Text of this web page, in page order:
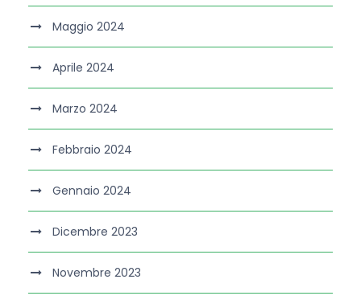
Maggio 2024
Aprile 2024
Marzo 2024
Febbraio 2024
Gennaio 2024
Dicembre 2023
Novembre 2023